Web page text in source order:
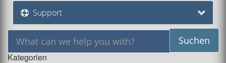
Support
Kategorien